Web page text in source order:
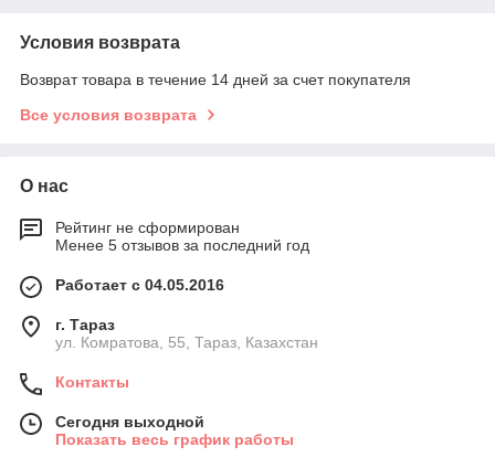
Условия возврата
Возврат товара в течение 14 дней за счет покупателя
Все условия возврата
О нас
Рейтинг не сформирован
Менее 5 отзывов за последний год
Работает с 04.05.2016
г. Тараз
ул. Комратова, 55, Тараз, Казахстан
Контакты
Сегодня выходной
Показать весь график работы